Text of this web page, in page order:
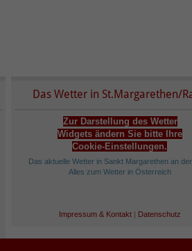
Das Wetter in St.Margarethen/
Zur Darstellung des Wetter
Widgets ändern Sie bitte Ihre
Cookie-Einstellungen.
Das aktuelle Wetter in Sankt Margarethen an
Alles zum Wetter in Österreich
Impressum & Kontakt | Datenschutz